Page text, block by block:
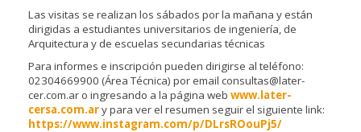
Las visitas se realizan los sábados por la mañana y están
dirigidas a estudiantes universitarios de ingeniería, de
Arquitectura y de escuelas secundarias técnicas
Para informes e inscripción pueden dirigirse al teléfono:
02304669900 (Área Técnica) por email consultas@later-
cer.com.ar o ingresando a la página web www.later-
cersa.com.ary para ver el resumen seguir el siguiente link:
https://www.instagram.com/p/DLrsROouPj5/